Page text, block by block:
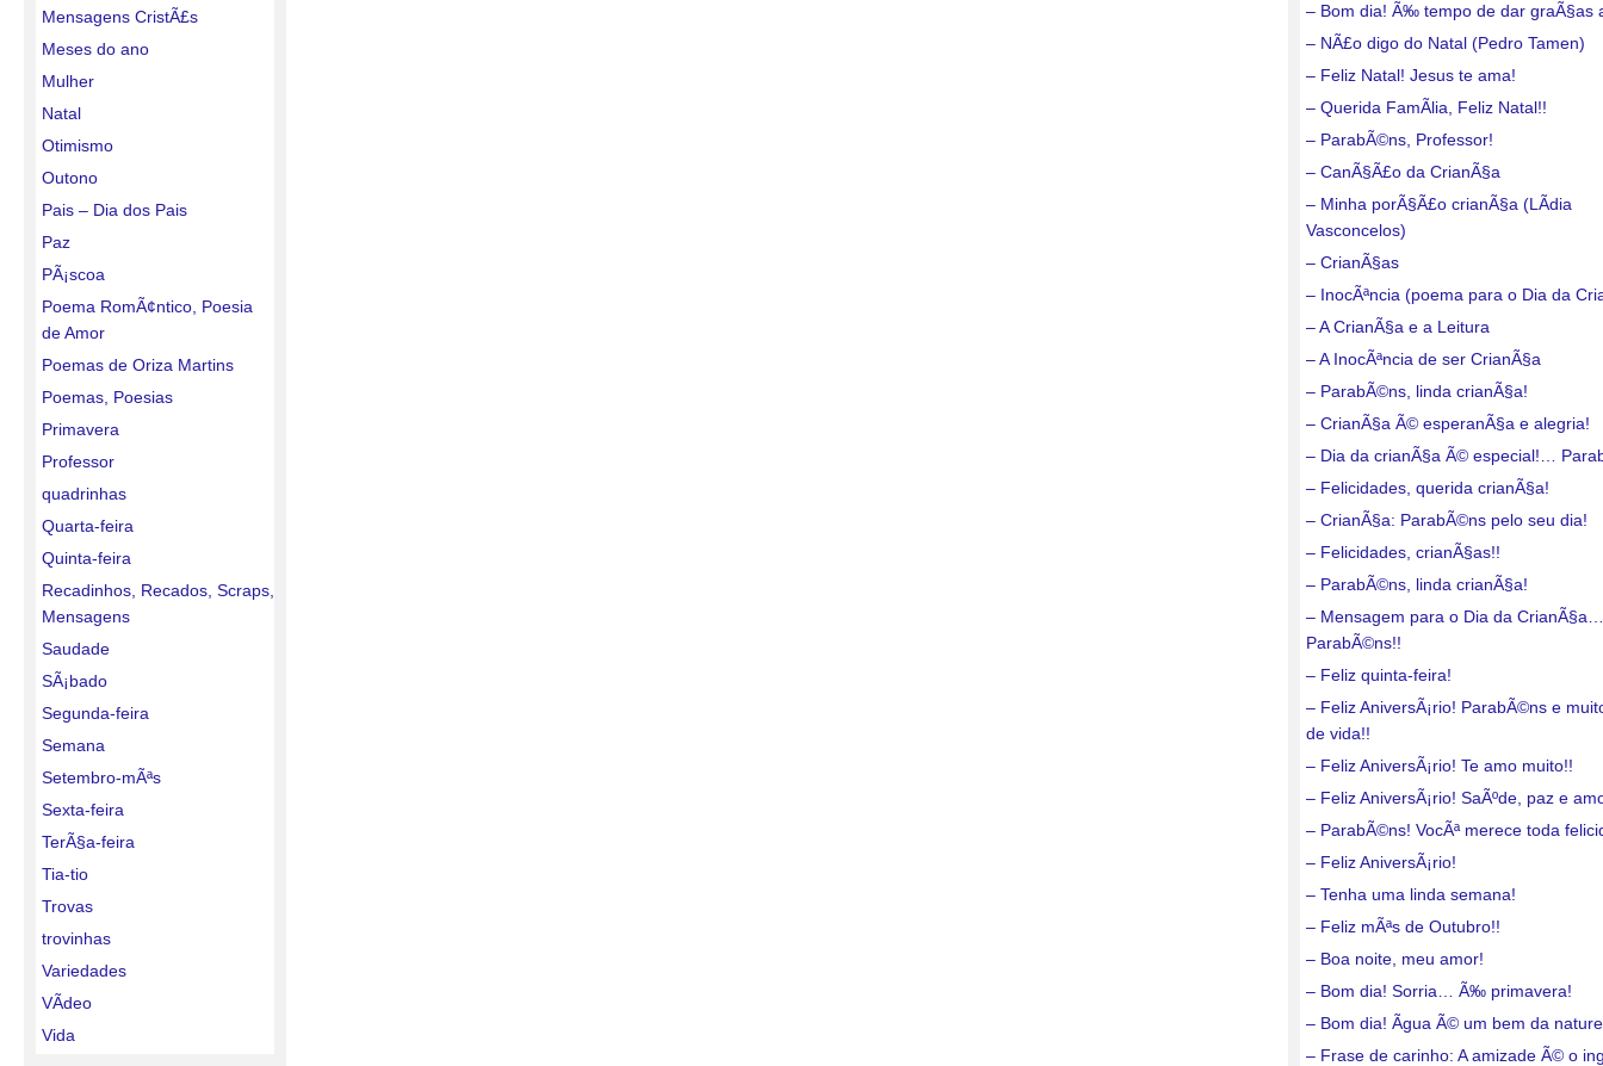
Mensagens CristÃ£s
Meses do ano
Mulher
Natal
Otimismo
Outono
Pais – Dia dos Pais
Paz
PÃ¡scoa
Poema RomÃ¢ntico, Poesia
de Amor
Poemas de Oriza Martins
Poemas, Poesias
Primavera
Professor
quadrinhas
Quarta-feira
Quinta-feira
Recadinhos, Recados, Scraps,
Mensagens
Saudade
SÃ¡bado
Segunda-feira
Semana
Setembro-mÃªs
Sexta-feira
TerÃ§a-feira
Tia-tio
Trovas
trovinhas
Variedades
VÃ­deo
Vida
– Bom dia! Ã‰ tempo de dar graÃ§as
– NÃ£o digo do Natal (Pedro Tamen)
– Feliz Natal! Jesus te ama!
– Querida FamÃ­lia, Feliz Natal!!
– ParabÃ©ns, Professor!
– CanÃ§Ã£o da CrianÃ§a
– Minha porÃ§Ã£o crianÃ§a (LÃ­dia
Vasconcelos)
– CrianÃ§as
– InocÃªncia (poema para o Dia da
– A CrianÃ§a e a Leitura
– A InocÃªncia de ser CrianÃ§a
– ParabÃ©ns, linda crianÃ§a!
– CrianÃ§a Ã© esperanÃ§a e alegria!
– Dia da crianÃ§a Ã© especial!…
– Felicidades, querida crianÃ§a!
– CrianÃ§a: ParabÃ©ns pelo seu dia!
– Felicidades, crianÃ§as!!
– ParabÃ©ns, linda crianÃ§a!
– Mensagem para o Dia da CrianÃ§a…
ParabÃ©ns!!
– Feliz quinta-feira!
– Feliz AniversÃ¡rio! ParabÃ©ns e
de vida!!
– Feliz AniversÃ¡rio! Te amo muito!!
– Feliz AniversÃ¡rio! SaÃºde, paz e
– ParabÃ©ns! VocÃª merece toda
– Feliz AniversÃ¡rio!
– Tenha uma linda semana!
– Feliz mÃªs de Outubro!!
– Boa noite, meu amor!
– Bom dia! Sorria… Ã‰ primavera!
– Bom dia! Ãgua Ã© um bem da
– Frase de carinho: A amizade Ã© o